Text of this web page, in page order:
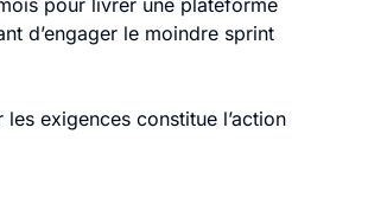
pour livrer une plateforme
d’engager le moindre sprint
exigences constitue l’action